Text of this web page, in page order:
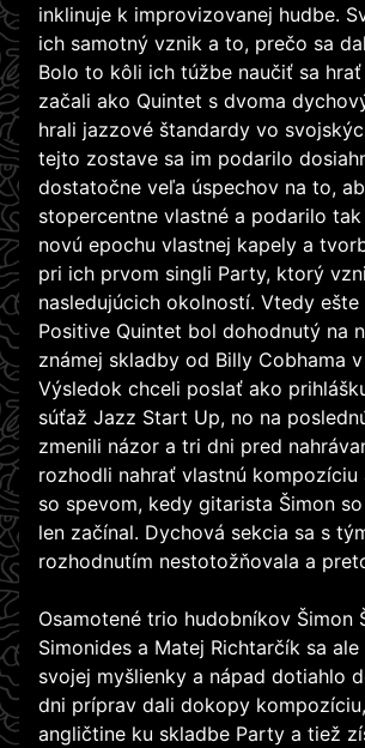
inklinuje k improvizovanej hudbe.
ich samotný vznik a to, prečo sa
Bolo to kôli ich túžbe naučiť sa
začali ako Quintet s dvoma
hrali jazzové štandardy vo
tejto zostave sa im podarilo
dostatočne veľa úspechov na to,
stopercentne vlastné a podarilo
novú epochu vlastnej kapely a
pri ich prvom singli Party, ktorý
nasledujúcich okolností. Vtedy ešte
Positive Quintet bol dohodnutý na
známej skladby od Billy Cobhama
Výsledok chceli poslať ako
súťaž Jazz Start Up, no na
zmenili názor a tri dni pred
rozhodli nahrať vlastnú
so spevom, kedy gitarista Šimon
len začínal. Dychová sekcia sa s
rozhodnutím nestotožňovala a
Osamotené trio hudobníkov Šimon
Simonides a Matej Richtarčík sa
svojej myšlienky a nápad dotiahlo
dni príprav dali dokopy
angličtine ku skladbe Party a tiež